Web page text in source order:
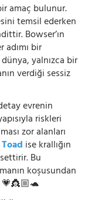
amaç bulunur.
temsil ederken
Bowser’ın
adımı bir
yalnızca bir
verdiği sessiz
evrenin
riskleri
zor alanları
Toad ise krallığın
Bu
koşusundan